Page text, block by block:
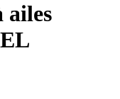
ailes